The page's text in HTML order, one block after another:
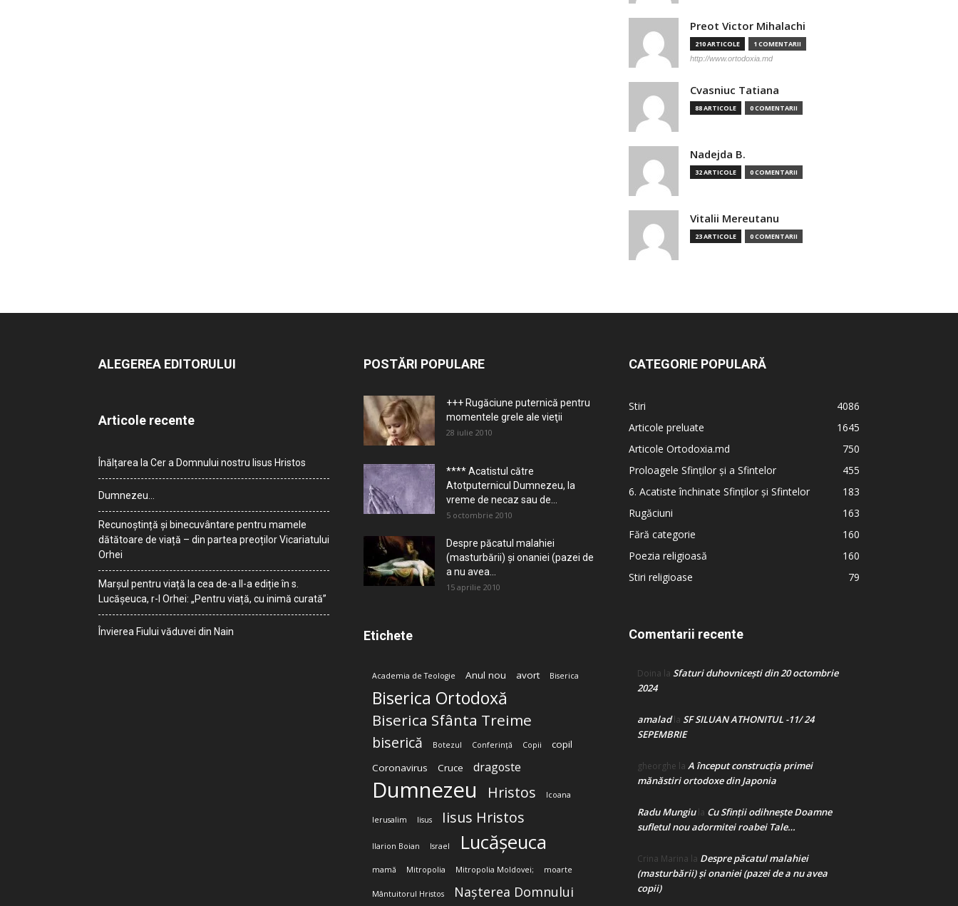
Preot Victor Mihalachi
210 ARTICOLE 1 COMENTARII
http://www.ortodoxia.md
Cvasniuc Tatiana
88 ARTICOLE 0 COMENTARII
Nadejda B.
32 ARTICOLE 0 COMENTARII
Vitalii Mereutanu
23 ARTICOLE 0 COMENTARII
ALEGEREA EDITORULUI
Articole recente
Înălțarea la Cer a Domnului nostru Iisus Hristos
Dumnezeu…
Recunoștință și binecuvântare pentru mamele
dătătoare de viață – din partea preoților Vicariatului
Orhei
Marșul pentru viață la cea de-a II-a ediție în s.
Lucășeuca, r-l Orhei: „Pentru viață, cu inimă curată”
Învierea Fiului văduvei din Nain
POSTĂRI POPULARE
+++ Rugăciune puternică pentru
momentele grele ale vieţii
28 iulie 2010
**** Acatistul către
Atotputernicul Dumnezeu, la
vreme de necaz sau de...
5 octombrie 2010
Despre păcatul malahiei
(masturbării) şi onaniei (pazei de
a nu avea...
15 aprilie 2010
Etichete
Academia de Teologie Anul nou avort Biserica
Biserica Ortodoxă
Biserica Sfânta Treime
biserică Botezul Conferință Copii
copil
Coronavirus
Cruce dragoste
Dumnezeu Hristos Icoana
Ierusalim Iisus Iisus Hristos
Ilarion Boian Israel Lucășeuca
mamă Mitropolia Mitropolia Moldovei; moarte
Mântuitorul Hristos Nașterea Domnului
CATEGORIE POPULARĂ
Stiri
4086
Articole preluate
1645
Articole Ortodoxia.md
750
Proloagele Sfinților și a Sfintelor
455
6. Acatiste închinate Sfinților și Sfintelor
183
Rugăciuni
163
Fără categorie
160
Poezia religioasă
160
Stiri religioase
79
Comentarii recente
Doina la Sfaturi duhovnicești din 20 octombrie
2024
amaladla SF SILUAN ATHONITUL -11/ 24
SEPEMBRIE
gheorghe la A început construcţia primei
mănăstiri ortodoxe din Japonia
Radu Mungiula Cu Sfinții odihnește Doamne
sufletul nou adormitei roabei Tale…
Crina Marina la Despre păcatul malahiei
(masturbării) şi onaniei (pazei de a nu avea
copii)